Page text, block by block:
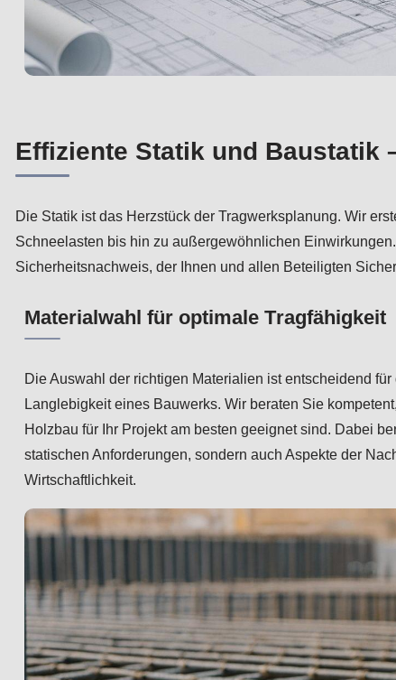
Effiziente Statik und Baustatik
Die Statik ist das Herzstück der Tragwerksplanung. Wir
Schneelasten bis hin zu außergewöhnlichen
Sicherheitsnachweis, der Ihnen und allen Beteiligten
Materialwahl für optimale Tragfähigkeit
Die Auswahl der richtigen Materialien ist entscheidend für
Langlebigkeit eines Bauwerks. Wir beraten Sie
Holzbau für Ihr Projekt am besten geeignet sind. Dabei
statischen Anforderungen, sondern auch Aspekte der
Wirtschaftlichkeit.